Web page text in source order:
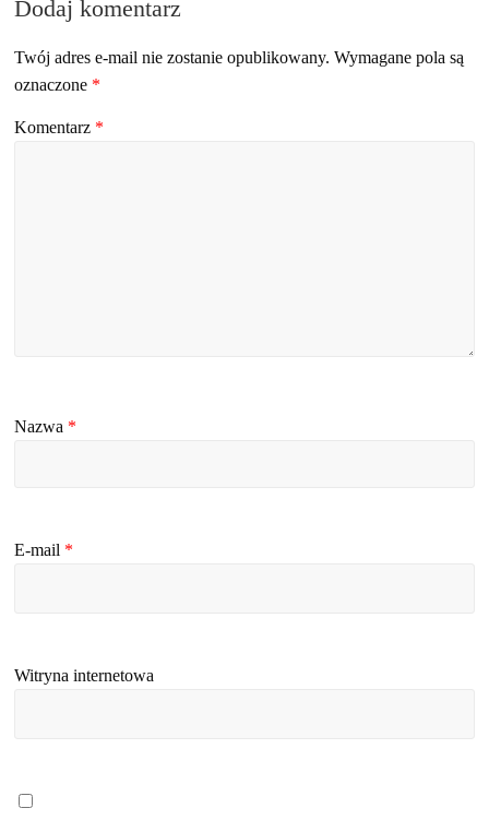
Dodaj komentarz
Twój adres e-mail nie zostanie opublikowany. Wymagane pola są
oznaczone *
Komentarz *
Nazwa *
E-mail *
Witryna internetowa